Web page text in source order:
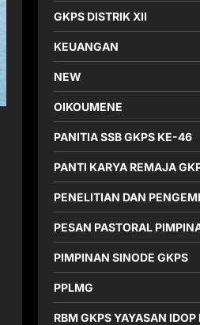
GKPS DISTRIK XII
KEUANGAN
NEW
OIKOUMENE
PANITIA SSB GKPS KE-46
PANTI KARYA REMAJA
PENELITIAN DAN
PESAN PASTORAL
PIMPINAN SINODE GKPS
PPLMG
RBM GKPS YAYASAN IDOP